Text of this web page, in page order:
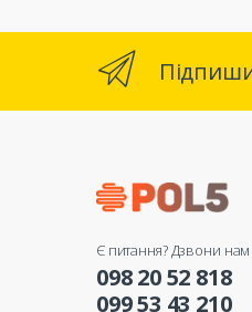
Є питання? Дзвони нам
098 20 52 818
099 53 43 210